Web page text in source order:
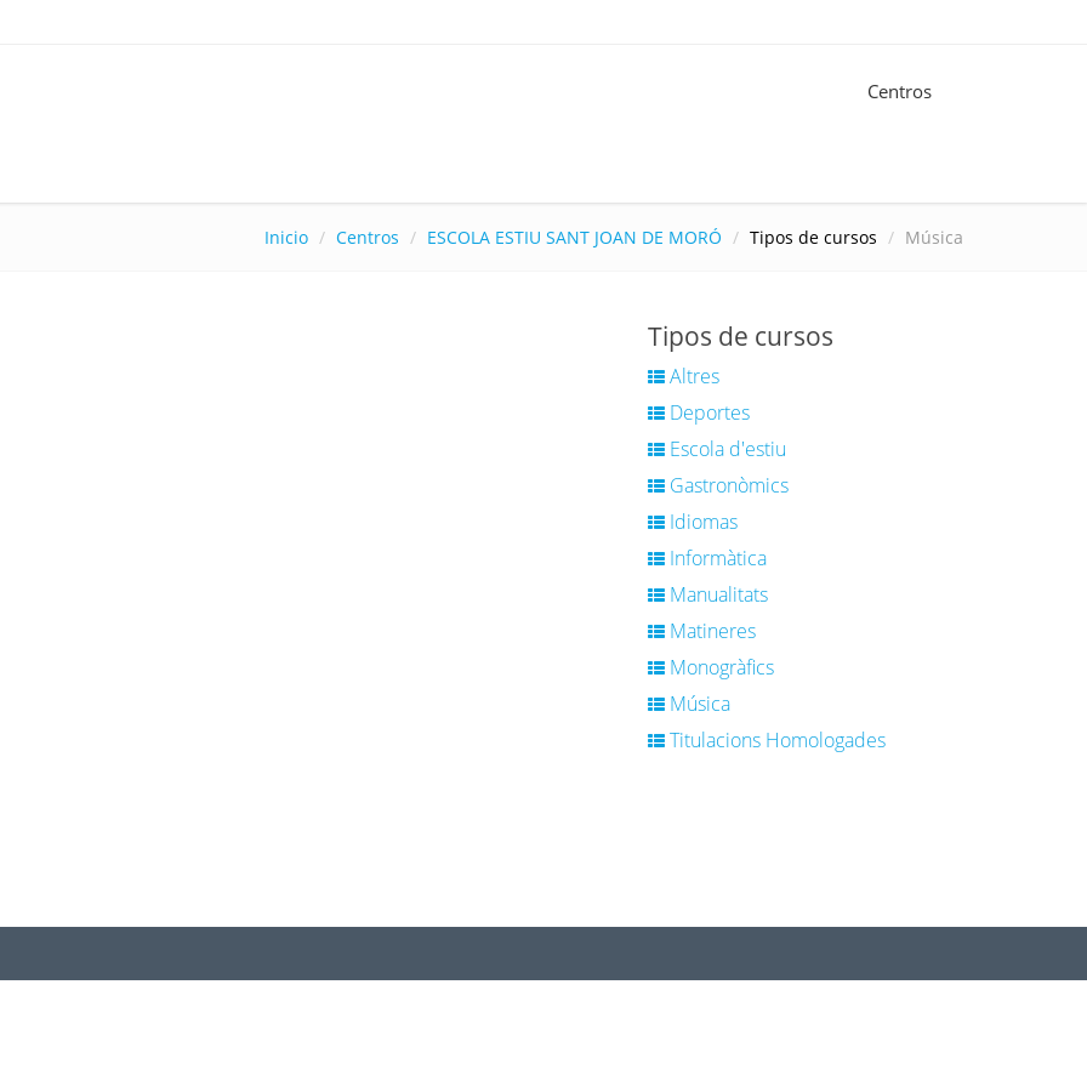
Centros
Inicio Centros ESCOLA ESTIU SANT JOAN DE MORÓ Tipos de cursos Música
Tipos de cursos
Altres
Deportes
Escola d'estiu
Gastronòmics
Idiomas
Informàtica
Manualitats
Matineres
Monogràfics
Música
Titulacions Homologades